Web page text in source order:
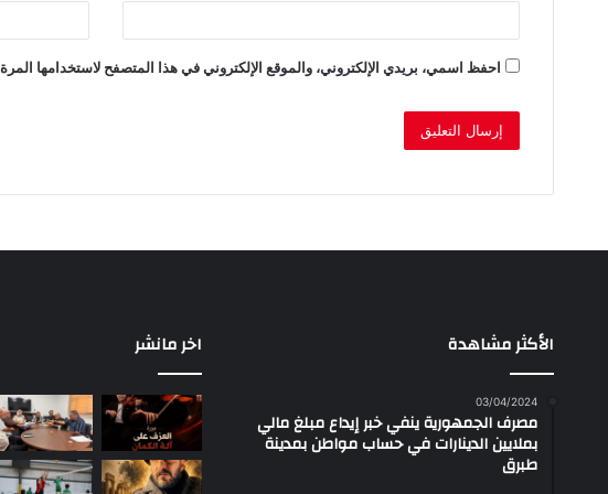
احفظ اسمي، بريدي الإلكتروني، والموقع الإلكتروني في هذا المتصفح لاستخدامها
الأكثر مشاهدة
03/04/2024
مصرف الجمهورية ينفي خبر إيداع مبلغ مالي
بملايين الدينارات في حساب مواطن بمدينة
طبرق
اخر مانشر